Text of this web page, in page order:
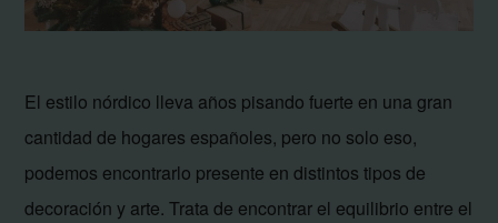
El estilo nórdico lleva años pisando fuerte en una gran
cantidad de hogares españoles, pero no solo eso,
podemos encontrarlo presente en distintos tipos de
decoración y arte. Trata de encontrar el equilibrio entre el